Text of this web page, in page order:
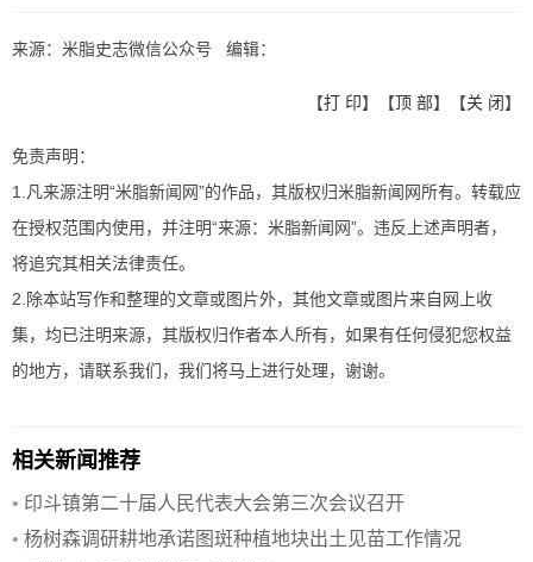
来源：米脂史志微信公众号 编辑：
【打 印】【顶 部】【关 闭】
免责声明：
1.凡来源注明“米脂新闻网”的作品，其版权归米脂新闻网所有。转载应
在授权范围内使用，并注明“来源：米脂新闻网”。违反上述声明者，
将追究其相关法律责任。
2.除本站写作和整理的文章或图片外，其他文章或图片来自网上收
集，均已注明来源，其版权归作者本人所有，如果有任何侵犯您权益
的地方，请联系我们，我们将马上进行处理，谢谢。
相关新闻推荐
• 印斗镇第二十届人民代表大会第三次会议召开
• 杨树森调研耕地承诺图斑种植地块出土见苗工作情况